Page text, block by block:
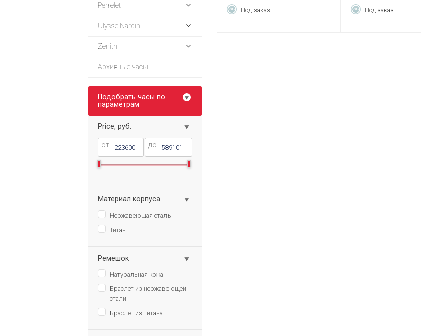
Perrelet
Ulysse Nardin
Zenith
Архивные часы
Подобрать часы по
параметрам
Price, руб.
от до
Материал корпуса
Нержавеющая сталь
Титан
Ремешок
Натуральная кожа
Браслет из нержавеющей
стали
Браслет из титана
Под заказ Под заказ